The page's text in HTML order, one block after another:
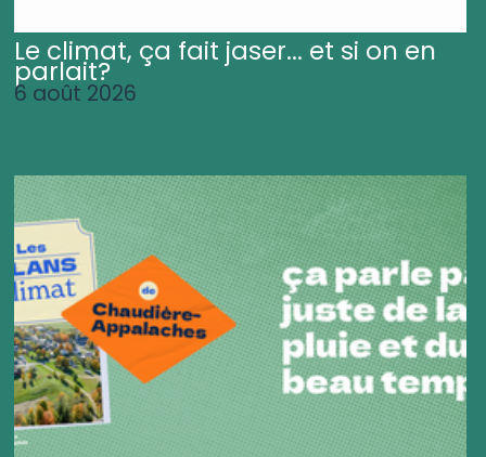
Le climat, ça fait jaser... et si on en
parlait?
6 août 2026